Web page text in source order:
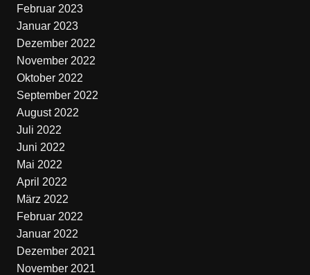
Februar 2023
Januar 2023
Dezember 2022
November 2022
Oktober 2022
September 2022
August 2022
Juli 2022
Juni 2022
Mai 2022
April 2022
März 2022
Februar 2022
Januar 2022
Dezember 2021
November 2021